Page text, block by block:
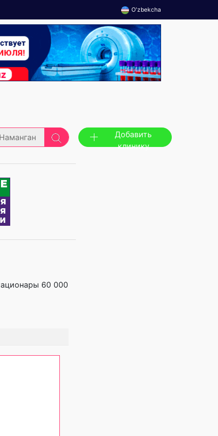
O'zbekcha
Наманган
Добавить
клинику
60 000